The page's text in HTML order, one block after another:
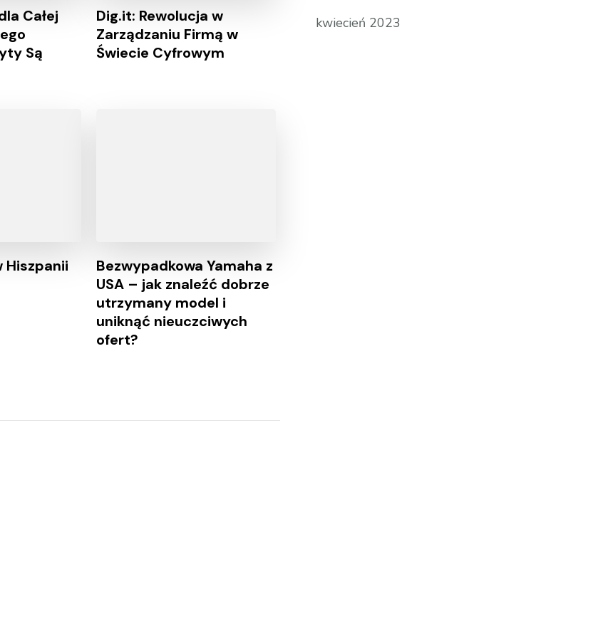
Całej
Są
Dig.it: Rewolucja w
Zarządzaniu Firmą w
Świecie Cyfrowym
Hiszpanii
Bezwypadkowa Yamaha z
USA – jak znaleźć dobrze
utrzymany model i
uniknąć nieuczciwych
ofert?
kwiecień 2023